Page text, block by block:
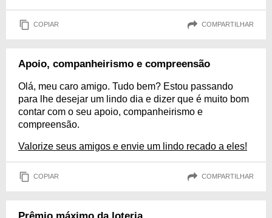
COPIAR COMPARTILHAR
Apoio, companheirismo e compreensão
Olá, meu caro amigo. Tudo bem? Estou passando
para lhe desejar um lindo dia e dizer que é muito bom
contar com o seu apoio, companheirismo e
compreensão.
Valorize seus amigos e envie um lindo recado a eles!
COPIAR COMPARTILHAR
Prêmio máximo da loteria